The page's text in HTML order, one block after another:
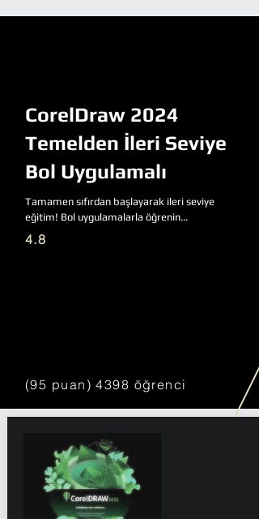
CorelDraw 2024
Temelden İleri Seviye
Bol Uygulamalı
Tamamen sıfırdan başlayarak ileri seviye
eğitim! Bol uygulamalarla öğrenin...
4.8
(95 puan) 4398 öğrenci